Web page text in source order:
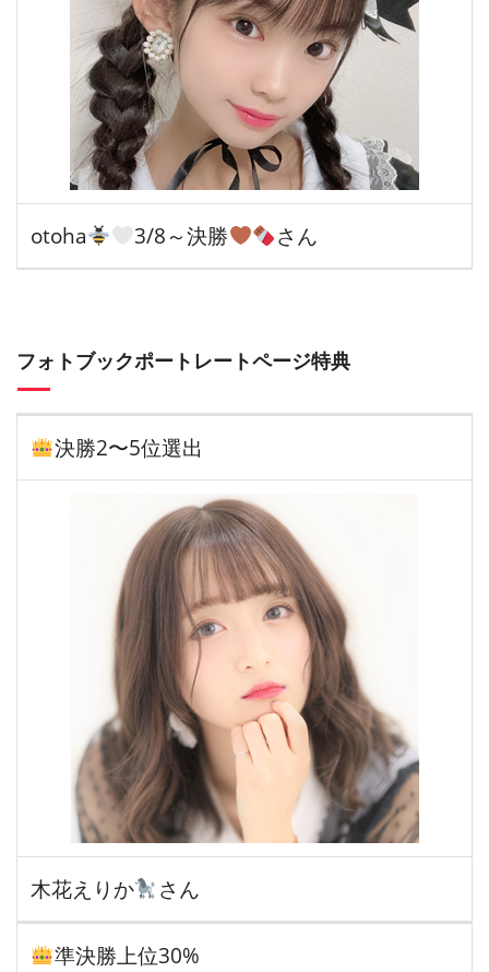
otoha 3/8～決勝 さん
フォトブックポートレートページ特典
決勝2〜5位選出
木花えりか さん
準決勝上位30%